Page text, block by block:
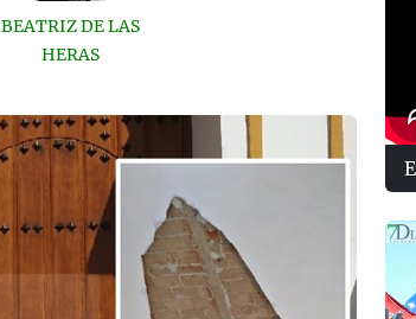
BEATRIZ DE LAS
HERAS